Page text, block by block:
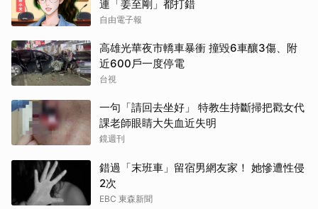
連「姜至剛」都打錯
自由電子報
高雄光華夜市轎車暴衝 撞毀6車釀3傷、附
近600戶一度停電
台視
一句「請回去坐好」 特教生持斷掃把戳女代
課老師眼睛大失血近失明
鏡週刊
錯過「末班車」留宿男網友家！ 她慘遭性侵
2次
EBC 東森新聞